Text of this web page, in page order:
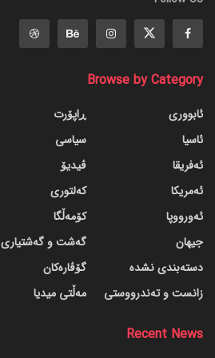
Browse by Category
ئابووری
ئاسیا
ئەفریقا
ئەمریکا
ئەورووپا
جیهان
دسته‌بندی نشده
زانست و تەندرووستی
ڕاپۆرت
سیاسی
ڤیدیۆ
کەلتوری
کۆمەڵگا
گه‌شت و گه‌شتیاری
گۆڤاره‌کان
مەڵتی میدیا
Recent News